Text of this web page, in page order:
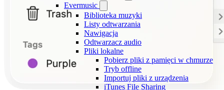
Evermusic
Biblioteka muzyki
Listy odtwarzania
Nawigacja
Odtwarzacz audio
Pliki lokalne
Pobierz pliki z pamięci w chmurze
Tryb offline
Importuj pliki z urządzenia
iTunes File Sharing